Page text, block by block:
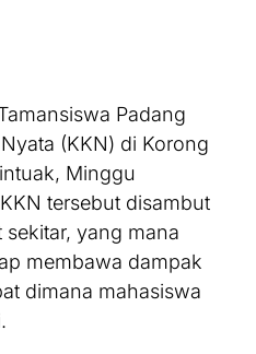
Padang
(KKN) di Korong
Minggu
tersebut disambut
yang mana
membawa dampak
dimana mahasiswa